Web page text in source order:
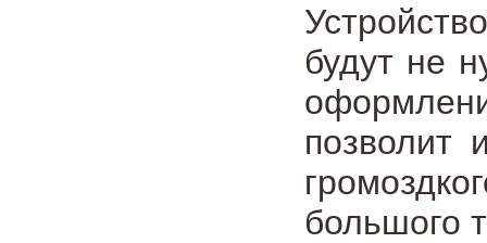
будут не
позволит
большого